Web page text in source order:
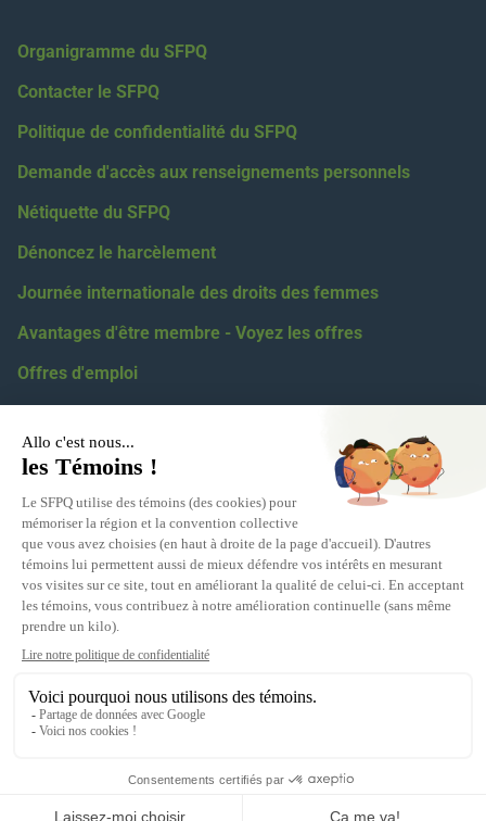
Organigramme du SFPQ
Contacter le SFPQ
Politique de confidentialité du SFPQ
Demande d'accès aux renseignements personnels
Nétiquette du SFPQ
Dénoncez le harcèlement
Journée internationale des droits des femmes
Avantages d'être membre - Voyez les offres
Offres d'emploi
Coordonnées
418 623-2424
5100, boul. des Gradins, Québec, G2J 1N4
Relations médiatiques :eric.levesque@sfpq.qc.ca
Obtenir votre numéro de section :info@sfpq.qc.ca
Adresse courriel
de Sigmund